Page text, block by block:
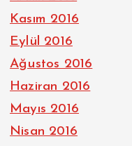
Kasım 2016
Eylül 2016
Ağustos 2016
Haziran 2016
Mayıs 2016
Nisan 2016